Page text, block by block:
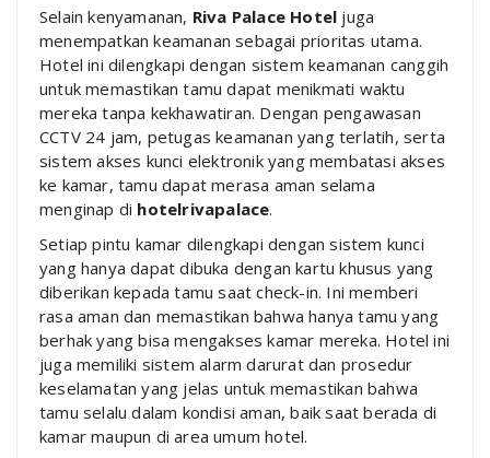
Selain kenyamanan, Riva Palace Hotel juga
menempatkan keamanan sebagai prioritas utama.
Hotel ini dilengkapi dengan sistem keamanan canggih
untuk memastikan tamu dapat menikmati waktu
mereka tanpa kekhawatiran. Dengan pengawasan
CCTV 24 jam, petugas keamanan yang terlatih, serta
sistem akses kunci elektronik yang membatasi akses
ke kamar, tamu dapat merasa aman selama
menginap di hotelrivapalace.
Setiap pintu kamar dilengkapi dengan sistem kunci
yang hanya dapat dibuka dengan kartu khusus yang
diberikan kepada tamu saat check-in. Ini memberi
rasa aman dan memastikan bahwa hanya tamu yang
berhak yang bisa mengakses kamar mereka. Hotel ini
juga memiliki sistem alarm darurat dan prosedur
keselamatan yang jelas untuk memastikan bahwa
tamu selalu dalam kondisi aman, baik saat berada di
kamar maupun di area umum hotel.